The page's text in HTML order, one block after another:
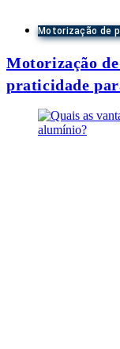
Motorização de
Motorização
praticidade